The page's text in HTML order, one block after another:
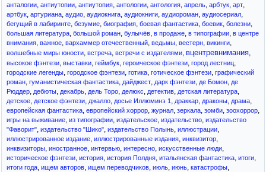
анталогии, антиутопии, антиутопия, антологии, антология, апрель, арбтук, арт,
артбук, артуриана, аудио, аудиокнига, аудиокниги, аудиороман, аудиосериал,
бегущий в лабиринте, безумие, биография, боевая фантастика, боевик, болезни,
большая литература, большой роман, булычёв, в продаже, в типографии, в центре
внимания, важное, вархаммер отечественный, ведьмы, вестерн, викинги,
волшебные миры юности, встреча, встречи с издателями, вцентревнимания,
высокое фэнтези, выставки, геймбук, героическое фэнтези, город лестниц,
городские легенды, городское фэнтези, готика, готическое фэнтези, графический
роман, гуманистическая фантастика, дайджест, дарк фэнтези, де Бомон, де
Рюддер, дебюты, декабрь, дель Торо, делюкс, детектив, детская литература,
детское, детское фэнтези, джалло, досье Иллюминэ 1 , драккар, драконы, драма,
европейская фантастика, европейский хоррор, журнал, зеркала, зомби, зоохоррор,
игры на выживание, из типографии, издательское, издательство, издательство
"Фаворит", издательство "Шико", издательство Полынь, иллюстрации,
иллюстрированное издание, иллюстрированные издания, инквизитор,
инквизиторы, иностранное, интервью, интересно, искусственные люди,
историческое фэнтези, история, история Полдня, итальянская фантастика, итоги,
итоги года, ищем авторов, ищем переводчиков, июль, июнь, катастрофы,